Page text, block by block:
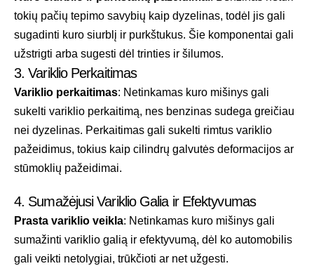
tokių pačių tepimo savybių kaip dyzelinas, todėl jis gali
sugadinti kuro siurblį ir purkštukus. Šie komponentai gali
užstrigti arba sugesti dėl trinties ir šilumos.
3. Variklio Perkaitimas
Variklio perkaitimas: Netinkamas kuro mišinys gali
sukelti variklio perkaitimą, nes benzinas sudega greičiau
nei dyzelinas. Perkaitimas gali sukelti rimtus variklio
pažeidimus, tokius kaip cilindrų galvutės deformacijos ar
stūmoklių pažeidimai.
4. Sumažėjusi Variklio Galia ir Efektyvumas
Prasta variklio veikla: Netinkamas kuro mišinys gali
sumažinti variklio galią ir efektyvumą, dėl ko automobilis
gali veikti netolygiai, trūkčioti ar net užgesti.